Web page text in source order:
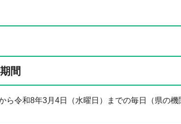
間
ら令和8年3月4日（水曜日）までの毎日（県の機